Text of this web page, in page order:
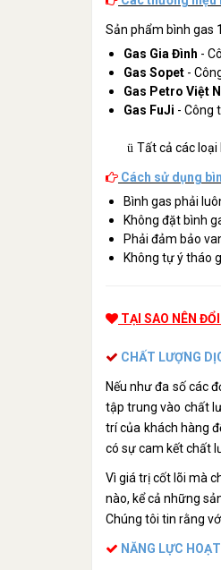
Sản phẩm bình gas
Gas Gia Đình -
Gas Sopet -
Gas Petro Việt
Gas FuJi - Công
ü Tất cả các
Cách sử dụng
Bình gas phải
Không đặt bình
Phải đảm bảo
Không tự ý tháo
TẠI SAO NÊN
CHẤT LƯỢNG
Nếu như đa số các
tập trung vào chất
trí của khách hàng
có sự cam kết chất
Vì giá trị cốt lõi mà
nào, kể cả những
Chúng tôi tin rằng
NĂNG LỰC